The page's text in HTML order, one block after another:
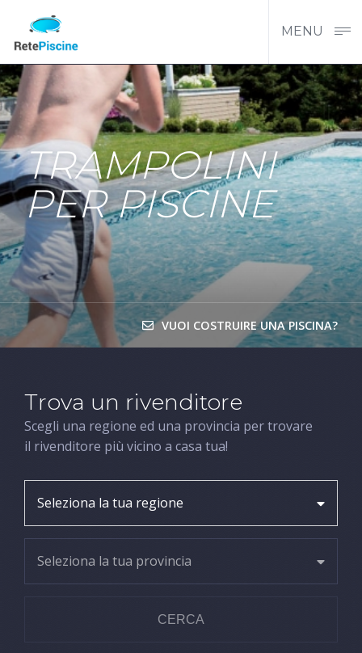
MENU
TRAMPOLINI
PER PISCINE
VUOI COSTRUIRE UNA PISCINA?
Trova un rivenditore
Scegli una regione ed una provincia per trovare
il rivenditore più vicino a casa tua!
Seleziona la tua regione
Seleziona la tua provincia